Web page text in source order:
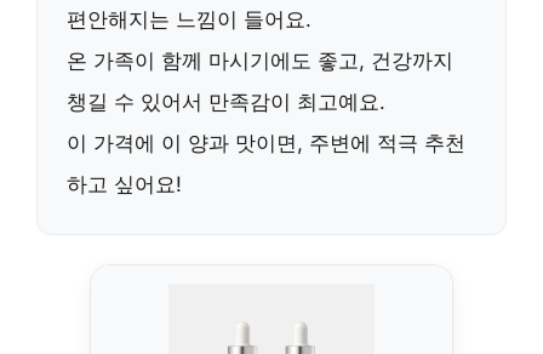
편안해지는 느낌이 들어요.
온 가족이 함께 마시기에도 좋고, 건강까지
챙길 수 있어서 만족감이 최고예요.
이 가격에 이 양과 맛이면, 주변에 적극 추천
하고 싶어요!